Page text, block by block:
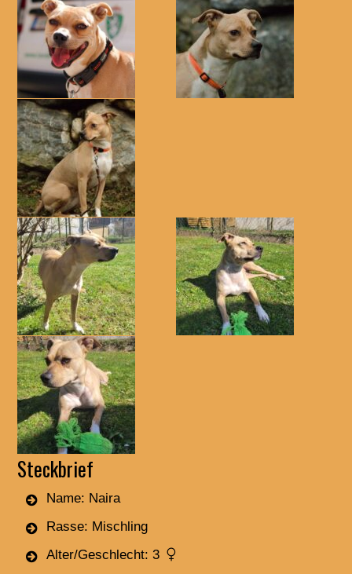
Steckbrief
Name: Naira
Rasse: Mischling
Alter/Geschlecht: 3